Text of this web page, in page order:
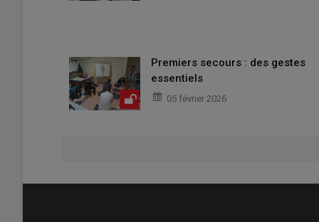
Premiers secours : des gestes
essentiels
05 février 2026